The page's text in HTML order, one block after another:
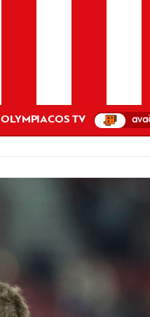
OLYMPIACOS TV